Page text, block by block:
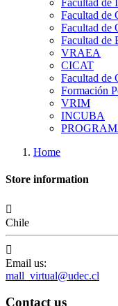
Facultad de
Facultad de
Facultad de
Facultad de
VRAEA
CICAT
Facultad de
Formación
VRIM
INCUBA
Home
Store information

Chile

Email us:
mall_virtual@udec.cl
Contact us